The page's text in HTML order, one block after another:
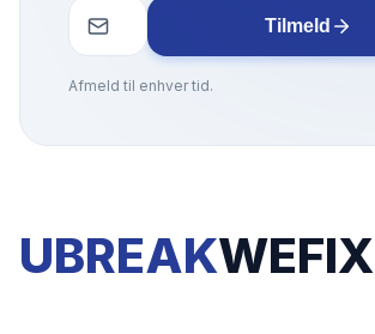
Tilmeld
Afmeld til enhver tid.
UBREAKWEFIX